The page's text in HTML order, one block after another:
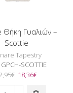
Θήκη Γυαλιών –
Scottie
Tapestry
GPCH-SCOTTIE
€ Original
price
18,36€Η